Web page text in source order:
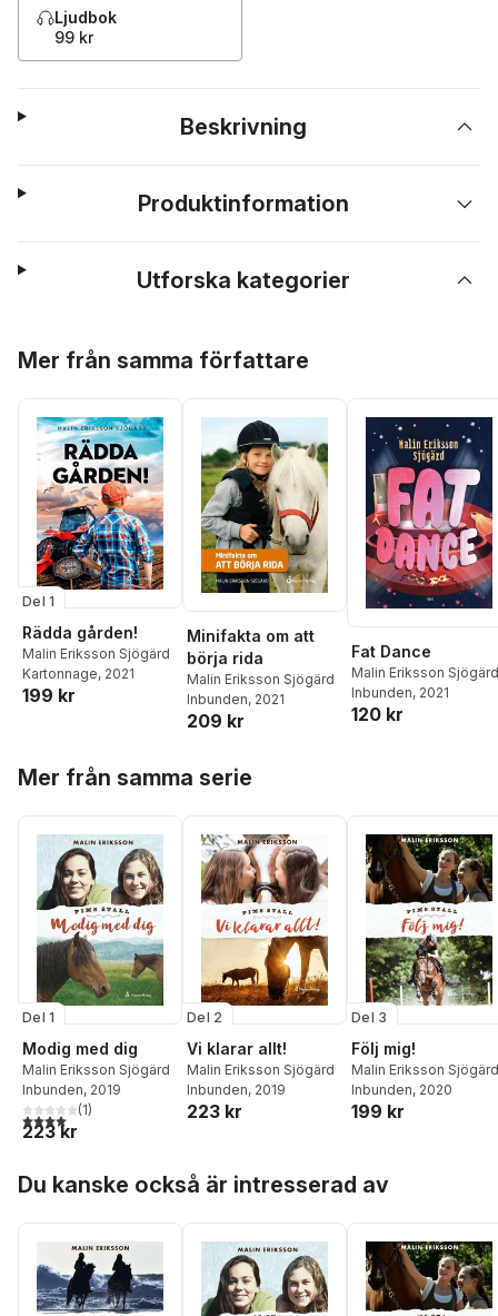
Ljudbok
99 kr
Beskrivning
Produktinformation
Utforska kategorier
Mer från samma författare
Del 1
Rädda gården!
Malin Eriksson Sjögärd
Kartonnage, 2021
199 kr
Minifakta om att
börja rida
Malin Eriksson Sjögärd
Inbunden, 2021
209 kr
Fat Dance
Malin Eriksson Sjögärd
Inbunden, 2021
120 kr
Mer från samma serie
Del 1
Modig med dig
Malin Eriksson Sjögärd
Inbunden, 2019
4,0utav 5 stjärnor. Totalt antal röster:
(1)
223 kr
Del 2
Vi klarar allt!
Malin Eriksson Sjögärd
Inbunden, 2019
223 kr
Del 3
Följ mig!
Malin Eriksson Sjögärd
Inbunden, 2020
199 kr
Du kanske också är intresserad av